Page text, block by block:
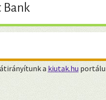
Bank
akiutak.hu